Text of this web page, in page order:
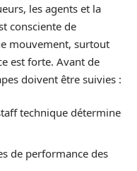
les agents et la
consciente de
mouvement, surtout
est forte. Avant de
doivent être suivies :
technique détermine
de performance des